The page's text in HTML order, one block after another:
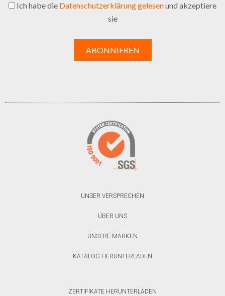
Ich habe die Datenschutzerklärung gelesenund akzeptiere
sie
UNSER VERSPRECHEN
ÜBER UNS
UNSERE MARKEN
KATALOG HERUNTERLADEN
ZERTIFIKATE HERUNTERLADEN